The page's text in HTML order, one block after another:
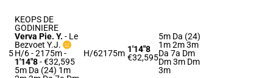
5
KEOPS DE
GODINIERE
Verva Pie. Y. - Le
Bezvoet Y.J.
H/6 - 2175m-
1'14"8- €32,595
5m Da (24) 1m
H/62175m 1'14"8
€32,595
5m Da (24)
1m 2m 3m
Da 7a Dm
Dm 3m Dm
3m